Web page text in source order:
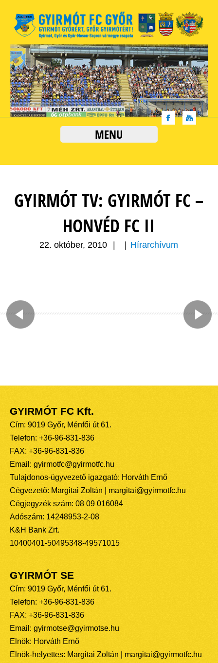
MENU
GYIRMÓT TV: GYIRMÓT FC –
HONVÉD FC II
22. október, 2010 Hírarchívum
GYIRMÓT FC Kft.
Cím: 9019 Győr, Ménfői út 61.
Telefon: +36-96-831-836
FAX: +36-96-831-836
Email: gyirmotfc@gyirmotfc.hu
Tulajdonos-ügyvezető igazgató: Horváth Ernő
Cégvezető: Margitai Zoltán | margitai@gyirmotfc.hu
Cégjegyzék szám: 08 09 016084
Adószám: 14248953-2-08
K&H Bank Zrt.
10400401-50495348-49571015
GYIRMÓT SE
Cím: 9019 Győr, Ménfői út 61.
Telefon: +36-96-831-836
FAX: +36-96-831-836
Email: gyirmotse@gyirmotse.hu
Elnök: Horváth Ernő
Elnök-helyettes: Margitai Zoltán | margitai@gyirmotfc.hu